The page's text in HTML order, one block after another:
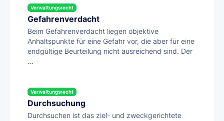
Verwaltungsrecht
Gefahrenverdacht
Beim Gefahrenverdacht liegen objektive
Anhaltspunkte für eine Gefahr vor, die aber für eine
endgültige Beurteilung nicht ausreichend sind. Der
...
Verwaltungsrecht
Durchsuchung
Durchsuchen ist das ziel- und zweckgerichtete